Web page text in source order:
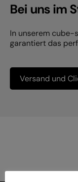
Bei uns im
In unserem cube-
garantiert das
Versand und